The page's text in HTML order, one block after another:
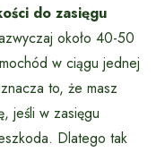
do zasięgu
około 40-50
w ciągu jednej
to, że masz
jeśli w zasięgu
Dlatego tak